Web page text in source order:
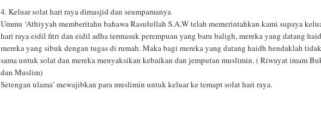
4. Keluar solat hari raya dimasjid dan seumpamanya
Ummu ‘Athiyyah memberitahu bahawa Rasulullah S.A.W telah memerintahkan kami supaya
hari raya eidil fitri dan eidil adha termasuk perempuan yang baru baligh, mereka yang datang
mereka yang sibuk dengan tugas di rumah. Maka bagi mereka yang datang haidh hendaklah
sama untuk solat dan mereka menyaksikan kebaikan dan jemputan muslimin. ( Riwayat imam
dan Muslim)
Setengan ulama’ mewajibkan para muslimin untuk keluar ke temapt solat hari raya.